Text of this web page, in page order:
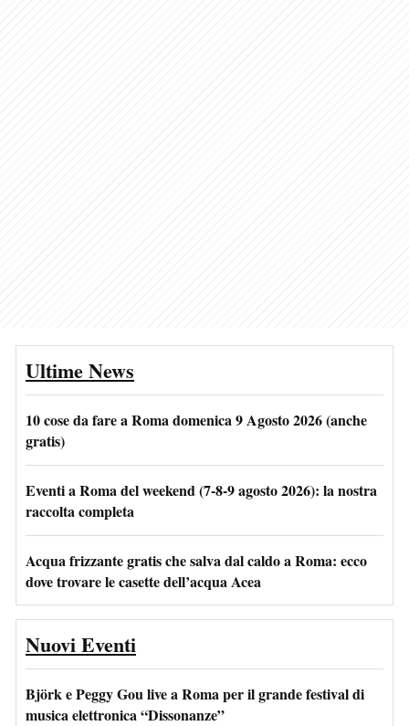
Ultime News
10 cose da fare a Roma domenica 9 Agosto 2026 (anche
gratis)
Eventi a Roma del weekend (7-8-9 agosto 2026): la nostra
raccolta completa
Acqua frizzante gratis che salva dal caldo a Roma: ecco
dove trovare le casette dell’acqua Acea
Nuovi Eventi
Björk e Peggy Gou live a Roma per il grande festival di
musica elettronica “Dissonanze”